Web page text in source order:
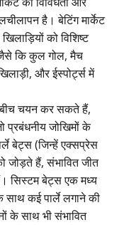
है। बेटिंग मार्केट
को विशिष्ट
जैसे कि कुल गोल, मैच
और ईस्पोर्ट्स में
चयन कर सकते हैं,
प्रबंधनीय जोखिमों के
बेट्स (जिन्हें एक्सप्रेस
जोड़ते हैं, संभावित जीत
सिस्टम बेट्स एक मध्य
साथ कई पार्ले लगाने की
के साथ भी संभावित